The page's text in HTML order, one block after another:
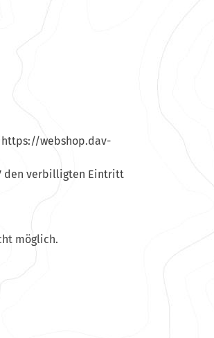
https://webshop.dav-
den verbilligten Eintritt
möglich.